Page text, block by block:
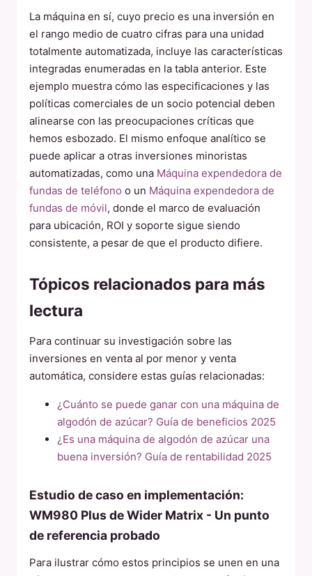
La máquina en sí, cuyo precio es una inversión en
el rango medio de cuatro cifras para una unidad
totalmente automatizada, incluye las características
integradas enumeradas en la tabla anterior. Este
ejemplo muestra cómo las especificaciones y las
políticas comerciales de un socio potencial deben
alinearse con las preocupaciones críticas que
hemos esbozado. El mismo enfoque analítico se
puede aplicar a otras inversiones minoristas
automatizadas, como una Máquina expendedora de
fundas de teléfono o un Máquina expendedora de
fundas de móvil, donde el marco de evaluación
para ubicación, ROI y soporte sigue siendo
consistente, a pesar de que el producto difiere.
Tópicos relacionados para más
lectura
Para continuar su investigación sobre las
inversiones en venta al por menor y venta
automática, considere estas guías relacionadas:
¿Cuánto se puede ganar con una máquina de
algodón de azúcar? Guía de beneficios 2025
¿Es una máquina de algodón de azúcar una
buena inversión? Guía de rentabilidad 2025
Estudio de caso en implementación:
WM980 Plus de Wider Matrix - Un punto
de referencia probado
Para ilustrar cómo estos principios se unen en una